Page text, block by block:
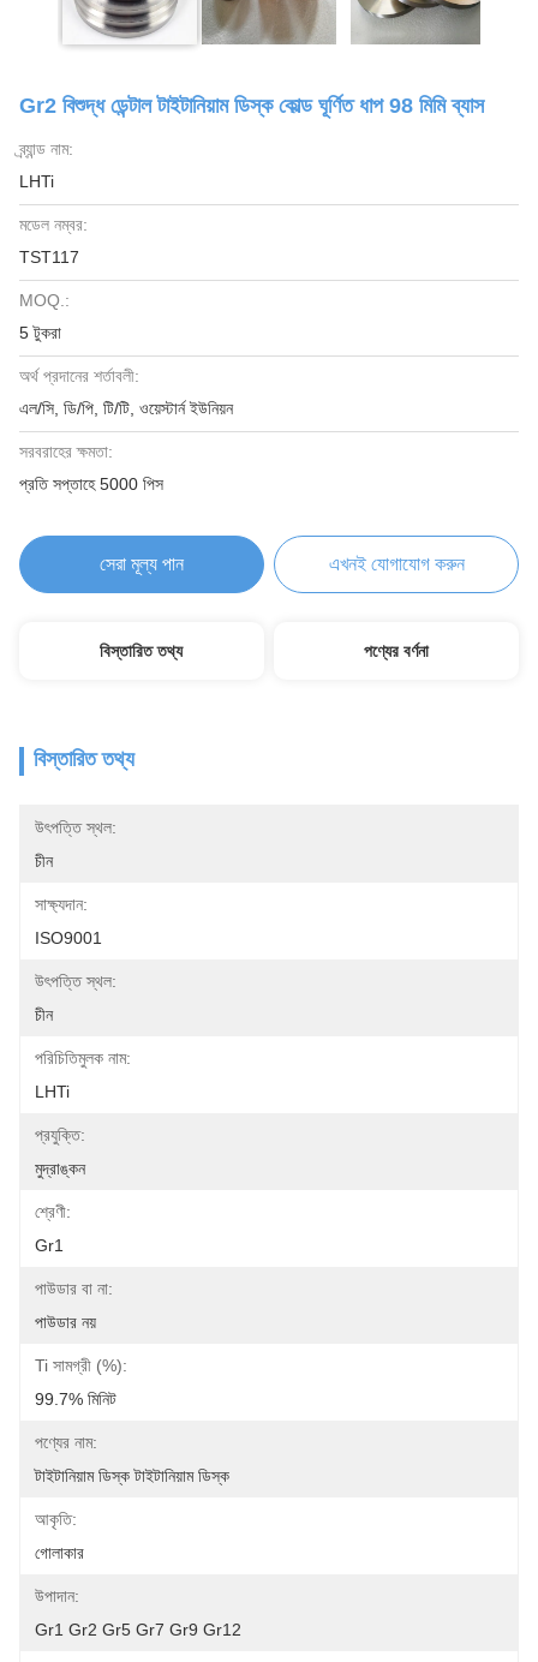
Gr2 বিশুদ্ধ ডেন্টাল টাইটানিয়াম ডিস্ক কোল্ড ঘূর্ণিত ধাপ 98 মিমি ব্যাস
ব্র্যান্ড নাম:
LHTi
মডেল নম্বর:
TST117
MOQ.:
5 টুকরা
অর্থ প্রদানের শর্তাবলী:
এল/সি, ডি/পি, টি/টি, ওয়েস্টার্ন ইউনিয়ন
সরবরাহের ক্ষমতা:
প্রতি সপ্তাহে 5000 পিস
সেরা মূল্য পান এখনই যোগাযোগ করুন
বিস্তারিত তথ্য পণ্যের বর্ণনা
বিস্তারিত তথ্য
উৎপত্তি স্থল:
চীন
সাক্ষ্যদান:
ISO9001
উৎপত্তি স্থল:
চীন
পরিচিতিমুলক নাম:
LHTi
প্রযুক্তি:
মুদ্রাঙ্কন
শ্রেণী:
Gr1
পাউডার বা না:
পাউডার নয়
Ti সামগ্রী (%):
99.7% মিনিট
পণ্যের নাম:
টাইটানিয়াম ডিস্ক টাইটানিয়াম ডিস্ক
আকৃতি:
গোলাকার
উপাদান:
Gr1 Gr2 Gr5 Gr7 Gr9 Gr12